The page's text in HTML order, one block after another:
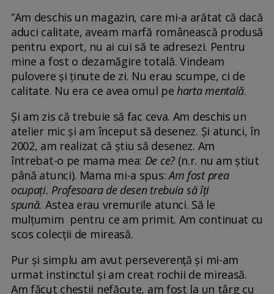
”Am deschis un magazin, care mi-a arătat că dacă
aduci calitate, aveam marfă românească produsă
pentru export, nu ai cui să te adresezi. Pentru
mine a fost o dezamăgire totală. Vindeam
pulovere și ținute de zi. Nu erau scumpe, ci de
calitate. Nu era ce avea omul peharta mentală.
Și am zis că trebuie să fac ceva. Am deschis un
atelier mic și am început să desenez. Și atunci, în
2002, am realizat că știu să desenez. Am
întrebat-o pe mama mea: De ce? (n.r. nu am știut
până atunci). Mama mi-a spus:Am fost prea
ocupați. Profesoara de desen trebuia să îți
spună. Astea erau vremurile atunci. Să le
mulțumim pentru ce am primit. Am continuat cu
scos colecții de mireasă.
Pur și simplu am avut perseverență și mi-am
urmat instinctul și am creat rochii de mireasă.
Am făcut chestii nefăcute, am fost la un târg cu